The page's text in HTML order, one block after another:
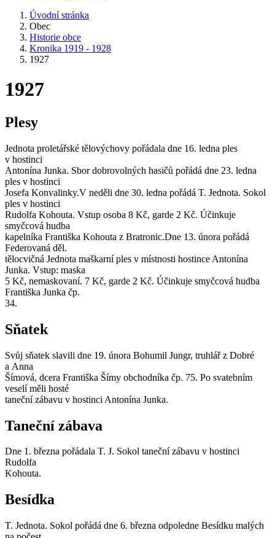
Úvodní stránka
Obec
Historie obce
Kronika 1919 - 1928
1927
1927
Plesy
Jednota proletářské tělovýchovy pořádala dne 16. ledna ples
v hostinci
Antonína Junka. Sbor dobrovolných hasičů pořádá dne 23. ledna
ples v hostinci
Josefa Konvalinky.V neděli dne 30. ledna pořádá T. Jednota. Sokol
ples v hostinci
Rudolfa Kohouta. Vstup osoba 8 Kč, garde 2 Kč. Účinkuje
smyčcová hudba
kapelníka Františka Kohouta z Bratronic.Dne 13. února pořádá
Federovaná děl.
tělocvičná Jednota maškarní ples v místnosti hostince Antonína
Junka. Vstup: maska
5 Kč, nemaskovaní. 7 Kč, garde 2 Kč. Účinkuje smyčcová hudba
Františka Junka čp.
34.
Sňatek
Svůj sňatek slavili dne 19. února Bohumil Jungr, truhlář z Dobré
a Anna
Šímová, dcera Františka Šímy obchodníka čp. 75. Po svatebním
veselí měli hosté
taneční zábavu v hostinci Antonína Junka.
Taneční zábava
Dne 1. března pořádala T. J. Sokol taneční zábavu v hostinci
Rudolfa
Kohouta.
Besídka
T. Jednota. Sokol pořádá dne 6. března odpoledne Besídku malých